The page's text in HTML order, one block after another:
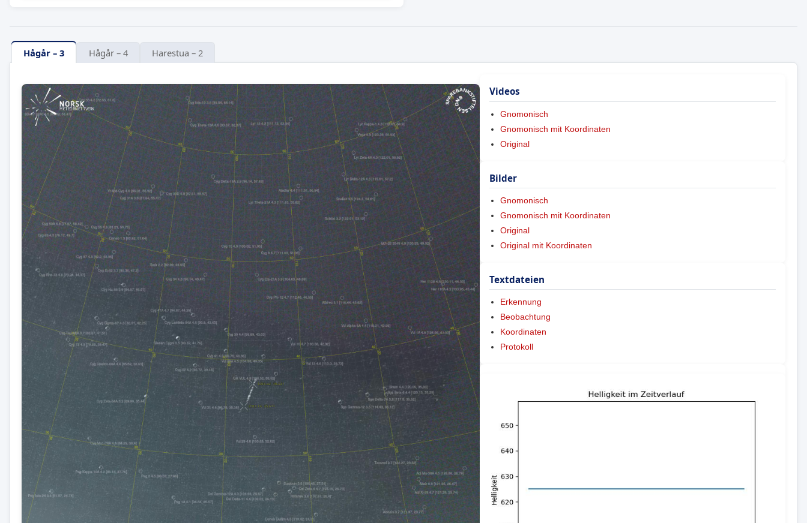
Hågår – 3 Hågår – 4 Harestua – 2
Videos
Gnomonisch
Gnomonisch mit Koordinaten
Original
Bilder
Gnomonisch
Gnomonisch mit Koordinaten
Original
Original mit Koordinaten
Textdateien
Erkennung
Beobachtung
Koordinaten
Protokoll